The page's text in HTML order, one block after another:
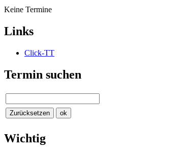
Keine Termine
Links
Click-TT
Termin suchen
Wichtig